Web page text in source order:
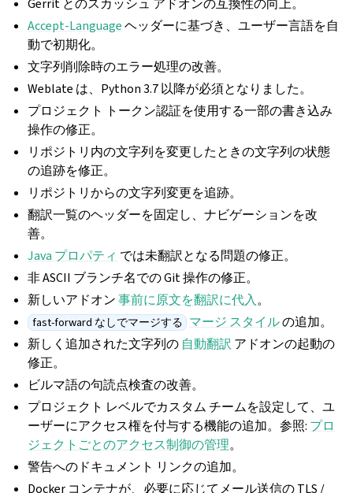
Gerrit とのスカッシュ アドオンの互換性の向上。
Accept-Languageヘッダーに基づき、ユーザー言語を自
動で初期化。
文字列削除時のエラー処理の改善。
Weblate は、Python 3.7 以降が必須となりました。
プロジェクト トークン認証を使用する一部の書き込み
操作の修正。
リポジトリ内の文字列を変更したときの文字列の状態
の追跡を修正。
リポジトリからの文字列変更を追跡。
翻訳一覧のヘッダーを固定し、ナビゲーションを改
善。
Java プロパティ では未翻訳となる問題の修正。
非 ASCII ブランチ名での Git 操作の修正。
新しいアドオン事前に原文を翻訳に代入。
fast-forward なしでマージする マージ スタイルの追加。
新しく追加された文字列の 自動翻訳 アドオンの起動の
修正。
ビルマ語の句読点検査の改善。
プロジェクト レベルでカスタム チームを設定して、ユ
ーザーにアクセス権を付与する機能の追加。参照: プロ
ジェクトごとのアクセス制御の管理。
警告へのドキュメント リンクの追加。
Docker コンテナが、必要に応じてメール送信の TLS /